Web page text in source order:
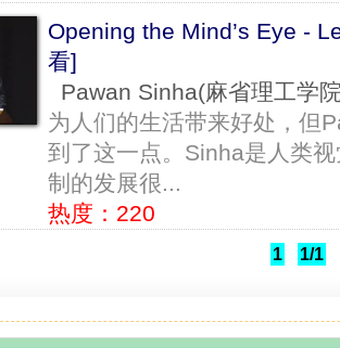
Opening the Mind’s Eye -
看]
Pawan Sinha(麻省理工学
为人们的生活带来好处，但
到了这一点。Sinha是人类
制的发展很...
热度：220
1 1/1